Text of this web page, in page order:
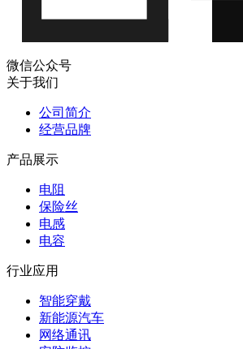
微信公众号
关于我们
公司简介
经营品牌
产品展示
电阻
保险丝
电感
电容
行业应用
智能穿戴
新能源汽车
网络通讯